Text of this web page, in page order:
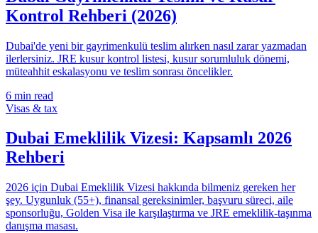
Kontrol Rehberi (2026)
Dubai'de yeni bir gayrimenkulü teslim alırken nasıl zarar yazmadan
ilerlersiniz. JRE kusur kontrol listesi, kusur sorumluluk dönemi,
müteahhit eskalasyonu ve teslim sonrası öncelikler.
6 min read
Visas & tax
Dubai Emeklilik Vizesi: Kapsamlı 2026
Rehberi
2026 için Dubai Emeklilik Vizesi hakkında bilmeniz gereken her
şey. Uygunluk (55+), finansal gereksinimler, başvuru süreci, aile
sponsorluğu, Golden Visa ile karşılaştırma ve JRE emeklilik-taşınma
danışma masası.